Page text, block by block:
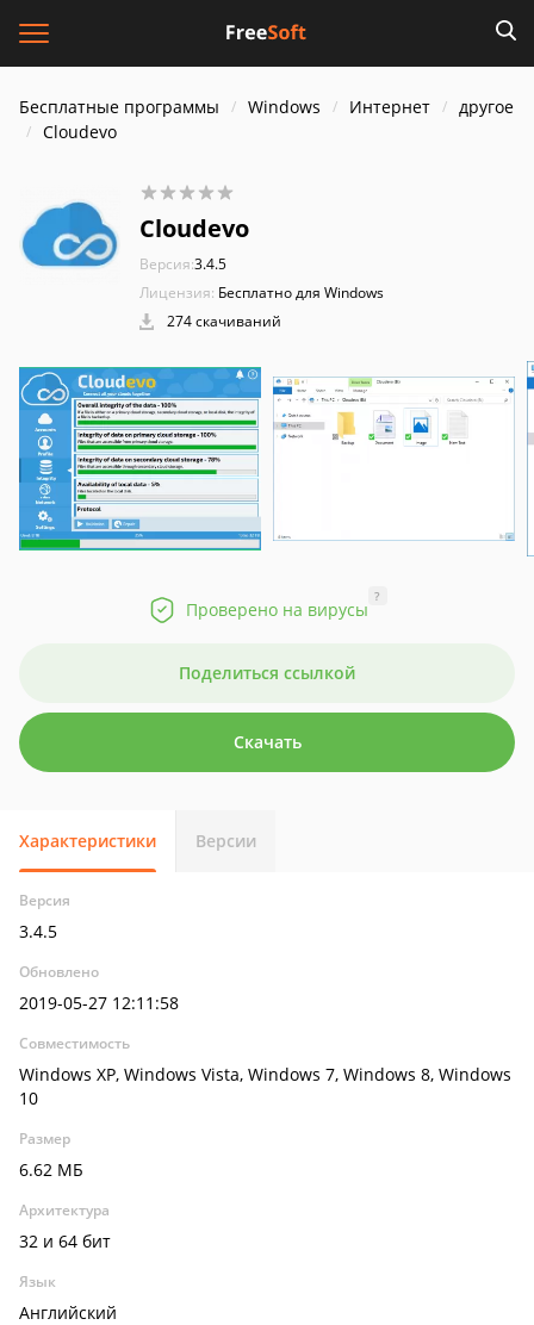
Бесплатные программы Windows Интернет
другое
Cloudevo
Cloudevo
Версия:3.4.5
Лицензия: Бесплатно для Windows
274 скачиваний
Проверено на вирусы
?
Поделиться ссылкой
Скачать
Характеристики Версии
Версия
3.4.5
Обновлено
2019-05-27 12:11:58
Совместимость
Windows XP, Windows Vista, Windows 7, Windows 8, Windows
10
Размер
6.62 МБ
Архитектура
32 и 64 бит
Язык
Английский